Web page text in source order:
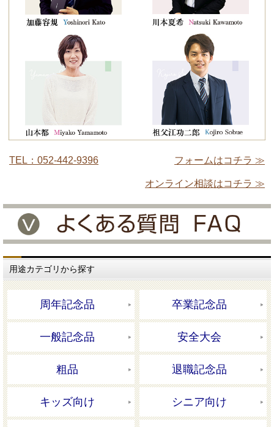
TEL：052-442-9396 フォームはコチラ ≫
オンライン相談はコチラ ≫
用途カテゴリから探す
周年記念品 卒業記念品
一般記念品 安全大会
粗品 退職記念品
キッズ向け シニア向け